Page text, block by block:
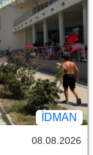
İDMAN
08.08.2026